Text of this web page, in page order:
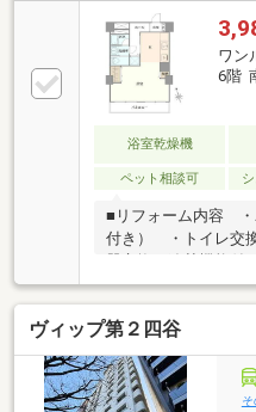
ワン
6階
浴室乾燥機
ペット相談可
■リフォーム内容 ・
付き） ・トイレ交
器交換（追焚機能
パン交換 ・システ
き） ・建具交換 ・
天井埋込型ナノイー
可（細則有）■曙橋
駅・四谷三丁目駅が
ヴィップ第２四谷